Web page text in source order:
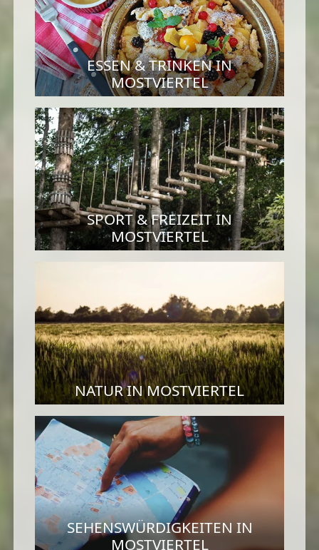
ESSEN & TRINKEN IN
MOSTVIERTEL
SPORT & FREIZEIT IN
MOSTVIERTEL
NATUR IN MOSTVIERTEL
SEHENSWÜRDIGKEITEN IN
MOSTVIERTEL